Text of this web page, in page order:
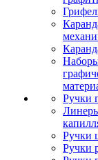
Ручки
Ручки
Ручки